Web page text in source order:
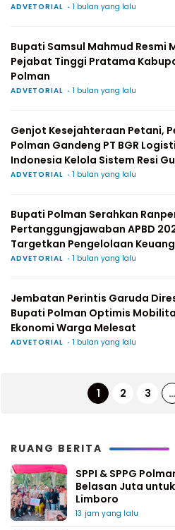
ADVETORIAL 1 bulan yang lalu
Bupati Samsul Mahmud Resmi
Pejabat Tinggi Pratama
Polman
ADVETORIAL 1 bulan yang lalu
Genjot Kesejahteraan Petani,
Polman Gandeng PT BGR
Indonesia Kelola Sistem Resi
ADVETORIAL 1 bulan yang lalu
Bupati Polman Serahkan
Pertanggungjawaban APBD
Targetkan Pengelolaan
Akuntabel
ADVETORIAL 1 bulan yang lalu
Jembatan Perintis Garuda
Bupati Polman Optimis
Ekonomi Warga Melesat
ADVETORIAL 1 bulan yang lalu
1 2 3 …
RUANG BERITA
SPPI & SPPG
Belasan Juta
Limboro
13 jam yang lalu